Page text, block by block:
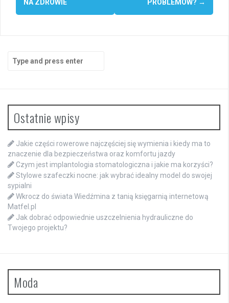
NA ZDROWIE PROBLEMÓW? →
Search
for:
Ostatnie wpisy
Jakie części rowerowe najczęściej się wymienia i kiedy ma to
znaczenie dla bezpieczeństwa oraz komfortu jazdy
Czym jest implantologia stomatologiczna i jakie ma korzyści?
Stylowe szafeczki nocne: jak wybrać idealny model do swojej
sypialni
Wkrocz do świata Wiedźmina z tanią księgarnią internetową
Matfel.pl
Jak dobrać odpowiednie uszczelnienia hydrauliczne do
Twojego projektu?
Moda